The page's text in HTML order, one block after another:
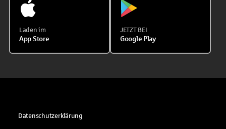
Laden im
App Store
JETZT BEI
Google Play
Datenschutzerklärung